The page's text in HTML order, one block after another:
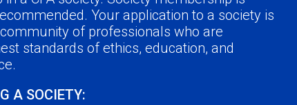
Your application to a society is
of professionals who are
standards of ethics, education, and
A SOCIETY: